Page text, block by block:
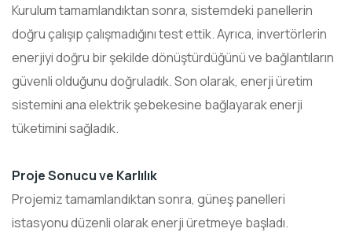
Kurulum tamamlandıktan sonra, sistemdeki panellerin
doğru çalışıp çalışmadığını test ettik. Ayrıca, invertörlerin
enerjiyi doğru bir şekilde dönüştürdüğünü ve bağlantıların
güvenli olduğunu doğruladık. Son olarak, enerji üretim
sistemini ana elektrik şebekesine bağlayarak enerji
tüketimini sağladık.
Proje Sonucu ve Karlılık
Projemiz tamamlandıktan sonra, güneş panelleri
istasyonu düzenli olarak enerji üretmeye başladı.